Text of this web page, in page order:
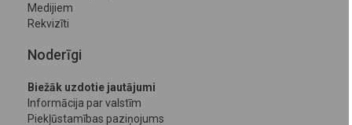
Medijiem
Rekvizīti
Noderīgi
Biežāk uzdotie jautājumi
Informācija par valstīm
Piekļūstamības paziņojums